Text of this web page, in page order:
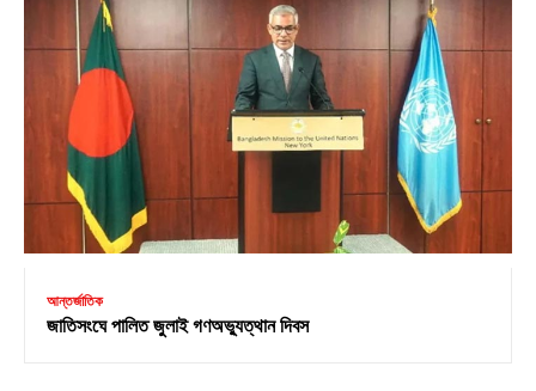
আন্তর্জাতিক
জাতিসংঘে পালিত জুলাই গণঅভ্যুত্থান দিবস